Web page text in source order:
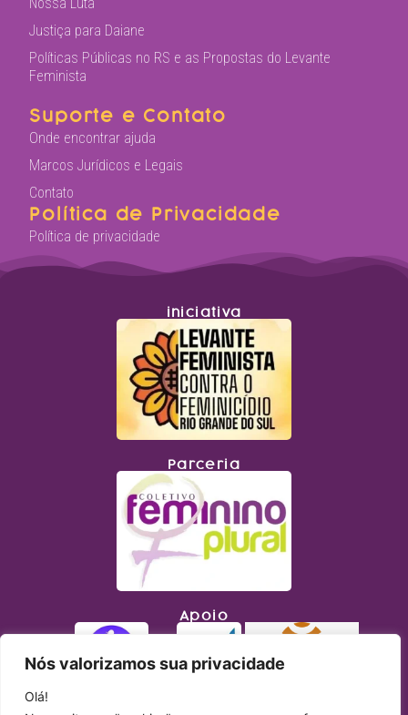
Nós valorizamos sua privacidade
Olá!
Nossa Luta
Justiça para Daiane
Políticas Públicas no RS e as Propostas do Levante
Feminista
Suporte e Contato
Onde encontrar ajuda
Marcos Jurídicos e Legais
Contato
Política de Privacidade
Política de privacidade
iniciativa
Parceria
Apoio